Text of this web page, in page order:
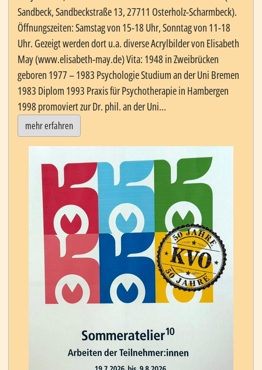
Sandbeck, Sandbeckstraße 13, 27711 Osterholz-Scharmbeck).
Öffnungszeiten: Samstag von 15-18 Uhr, Sonntag von 11-18
Uhr. Gezeigt werden dort u.a. diverse Acrylbilder von Elisabeth
May (www.elisabeth-may.de) Vita: 1948 in Zweibrücken
geboren 1977 – 1983 Psychologie Studium an der Uni Bremen
1983 Diplom 1993 Praxis für Psychotherapie in Hambergen
1998 promoviert zur Dr. phil. an der Uni...
mehr erfahren